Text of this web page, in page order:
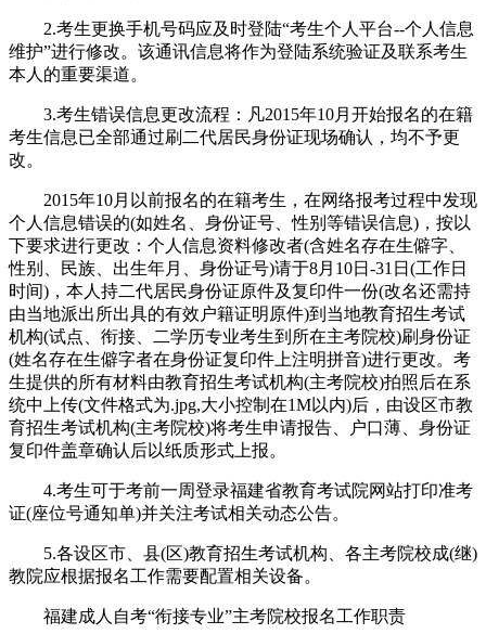
2.考生更换手机号码应及时登陆“考生个人平台--个人信息
维护”进行修改。该通讯信息将作为登陆系统验证及联系考生
本人的重要渠道。
3.考生错误信息更改流程：凡2015年10月开始报名的在籍
考生信息已全部通过刷二代居民身份证现场确认，均不予更
改。
2015年10月以前报名的在籍考生，在网络报考过程中发现
个人信息错误的(如姓名、身份证号、性别等错误信息)，按以
下要求进行更改：个人信息资料修改者(含姓名存在生僻字、
性别、民族、出生年月、身份证号)请于8月10日-31日(工作日
时间)，本人持二代居民身份证原件及复印件一份(改名还需持
由当地派出所出具的有效户籍证明原件)到当地教育招生考试
机构(试点、衔接、二学历专业考生到所在主考院校)刷身份证
(姓名存在生僻字者在身份证复印件上注明拼音)进行更改。考
生提供的所有材料由教育招生考试机构(主考院校)拍照后在系
统中上传(文件格式为.jpg,大小控制在1M以内)后，由设区市教
育招生考试机构(主考院校)将考生申请报告、户口薄、身份证
复印件盖章确认后以纸质形式上报。
4.考生可于考前一周登录福建省教育考试院网站打印准考
证(座位号通知单)并关注考试相关动态公告。
5.各设区市、县(区)教育招生考试机构、各主考院校成(继)
教院应根据报名工作需要配置相关设备。
福建成人自考“衔接专业”主考院校报名工作职责